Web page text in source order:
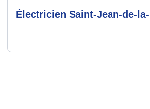
Électricien Saint-Jean-de-